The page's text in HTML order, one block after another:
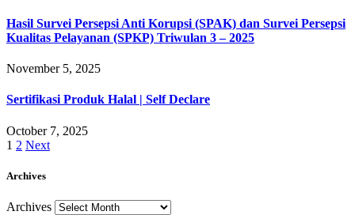
Hasil Survei Persepsi Anti Korupsi (SPAK) dan Survei Persepsi
Kualitas Pelayanan (SPKP) Triwulan 3 – 2025
November 5, 2025
Sertifikasi Produk Halal | Self Declare
October 7, 2025
1 2 Next
Archives
Archives